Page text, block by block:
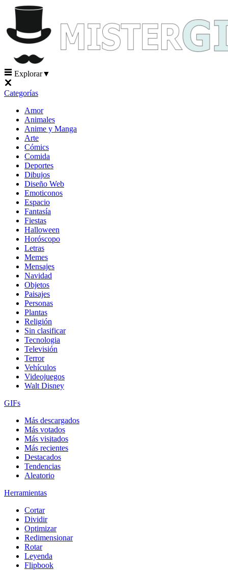
Explorar▼
Categorías
Amor
Animales
Anime y Manga
Arte
Cómics
Comida
Deportes
Dibujos
Diseño Web
Emoticonos
Espacio
Fantasía
Fiestas
Halloween
Horóscopo
Letras
Memes
Mensajes
Navidad
Objetos
Paisajes
Personas
Plantas
Religión
Sin clasificar
Tecnologia
Televisión
Terror
Vehículos
Videojuegos
Walt Disney
GIFs
Más descargados
Más votados
Más visitados
Más recientes
Destacados
Tendencias
Aleatorio
Herramientas
Cortar
Dividir
Optimizar
Redimensionar
Rotar
Leyenda
Flipbook